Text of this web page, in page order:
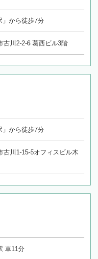
」から徒歩7分
古川2-2-6 葛西ビル3階
」から徒歩7分
古川1-15-5オフィスビル木
車11分